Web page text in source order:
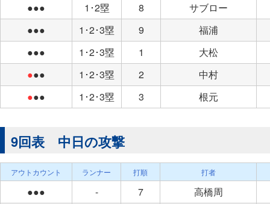
●●●
1･2塁 8
サブロー
●●●
1･2･3塁 9
福浦
●●●
1･2･3塁 1
大松
●●● 1･2･3塁 2
中村
●●● 1･2･3塁 3 根元
9回表 中日の攻撃
アウトカウント ランナー 打順 打者
●●● - 7
高橋周